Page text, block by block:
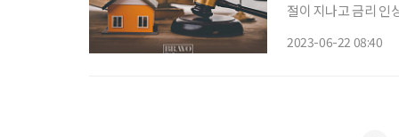
절이 지나고 금리 인
2023-06-22 08:40